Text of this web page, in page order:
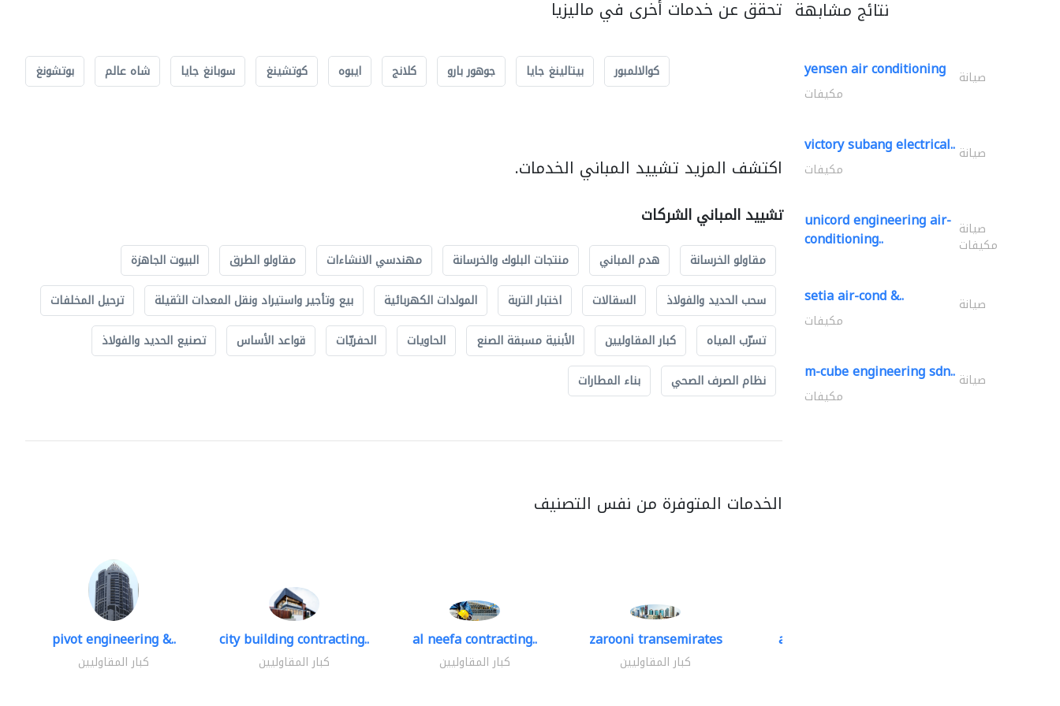
تحقق عن خدمات أخرى في ماليزيا
كوالالمبور بيتالينغ جايا جوهور بارو كلانج ايبوه كوتشينغ سوبانغ جايا شاه عالم بوتشونغ
اكتشف المزيد تشييد المباني الخدمات.
تشييد المباني الشركات
مقاولو الخرسانة هدم المباني منتجات البلوك والخرسانة مهندسي الانشاءات مقاولو الطرق
البيوت الجاهزة
سحب الحديد والفولاذ
السقالات اختبار التربة المولدات الكهربائية بيع وتأجير واستيراد ونقل المعدات الثقيلة
ترحيل المخلفات
تسرّب المياه
كبار المقاوليين الأبنية مسبقة الصنع الحاويات الحفريّات قواعد الأساس
تصنيع الحديد والفولاذ
نظام الصرف الصحي
بناء المطارات
الخدمات المتوفرة من نفس التصنيف
pivot engineering &..
كبار المقاوليين
city building contracting..
كبار المقاوليين
al neefa contracting..
كبار المقاوليين
zarooni transemirates
كبار المقاوليين
accurate bldh cont..
نتائج مشابهة
yensen air conditioning صيانة
مكيفات
victory subang electrical.. صيانة
مكيفات
unicord engineering air-
conditioning.. صيانة
مكيفات
setia air-cond &.. صيانة
مكيفات
m-cube engineering sdn.. صيانة
مكيفات